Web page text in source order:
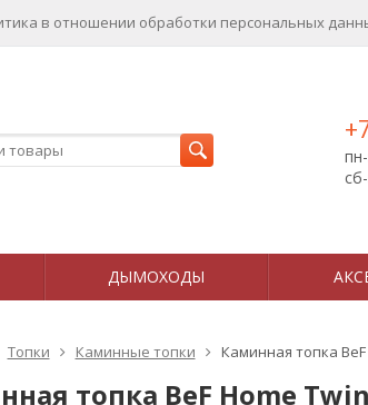
в отношении обработки персональных
ДЫМОХОДЫ
Топки Каминные топки Каминная топка
топка BeF Home